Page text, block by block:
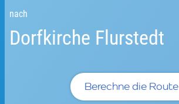
nach
Dorfkirche Flurstedt
Berechne die Route